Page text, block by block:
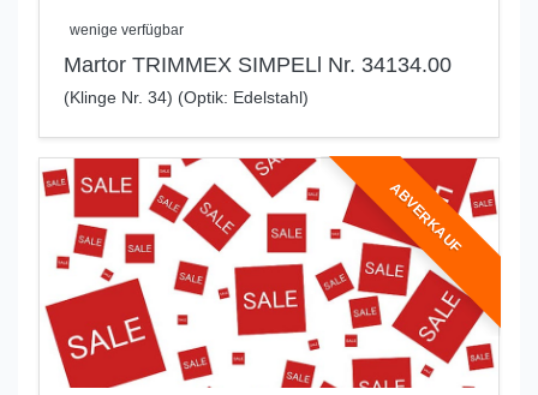
wenige verfügbar
Martor TRIMMEX SIMPELl Nr. 34134.00
(Klinge Nr. 34) (Optik: Edelstahl)
ABVERKAUF